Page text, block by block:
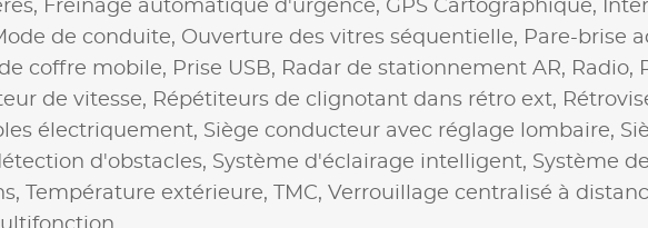
Freinage automatique d'urgence, GPS Cartographique,
de conduite, Ouverture des vitres séquentielle, Pare-brise
coffre mobile, Prise USB, Radar de stationnement AR, Radio,
de vitesse, Répétiteurs de clignotant dans rétro ext,
électriquement, Siège conducteur avec réglage lombaire,
d'obstacles, Système d'éclairage intelligent, Système
Température extérieure, TMC, Verrouillage centralisé à